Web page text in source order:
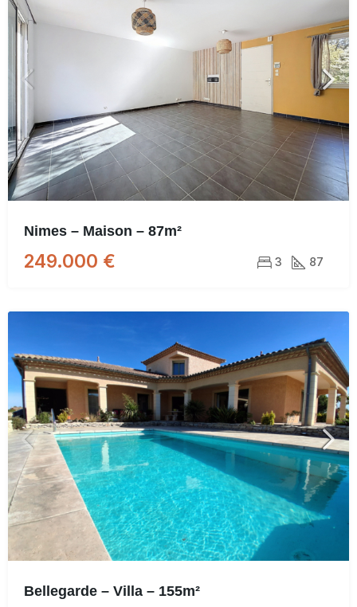
Nimes – Maison – 87m²
249.000 € 3 87
Bellegarde – Villa – 155m²